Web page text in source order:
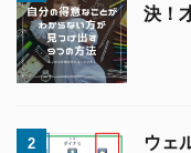
決！
2
ウェ